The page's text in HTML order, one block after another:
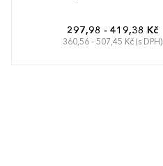
297,98 - 419,38 Kč
360,56 - 507,45 Kč (s DPH)